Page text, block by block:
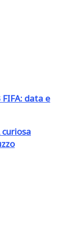
data e
curiosa